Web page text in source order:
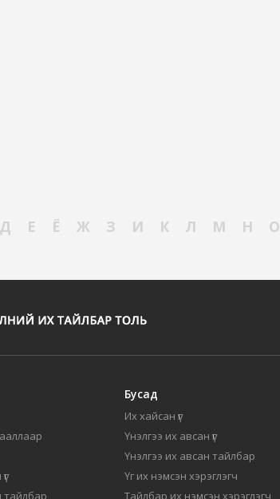
Д Е Ё Ж З И К Л М Н О
тайлбар
Бусад
Их хайсан үг
Үнэлгээ их авсан үг
Үнэлгээ их авсан тайлбар
Үг их нэмсэн хэрэглэгч
Тайлбар их нэмсэн хэрэглэгч